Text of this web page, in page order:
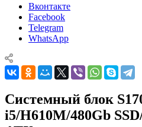
Вконтакте
Facebook
Telegram
WhatsApp
Cистемный блок
i5/H610M/480Gb